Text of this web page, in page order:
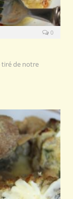
0
tiré de notre